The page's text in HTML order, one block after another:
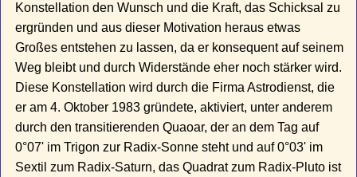
Konstellation den Wunsch und die Kraft, das Schicksal zu
ergründen und aus dieser Motivation heraus etwas
Großes entstehen zu lassen, da er konsequent auf seinem
Weg bleibt und durch Widerstände eher noch stärker wird.
Diese Konstellation wird durch die Firma Astrodienst, die
er am 4. Oktober 1983 gründete, aktiviert, unter anderem
durch den transitierenden Quaoar, der an dem Tag auf
0°07' im Trigon zur Radix-Sonne steht und auf 0°03' im
Sextil zum Radix-Saturn, das Quadrat zum Radix-Pluto ist